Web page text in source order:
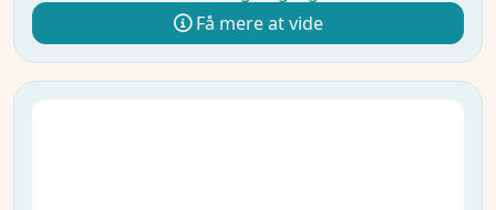
Få mere at vide